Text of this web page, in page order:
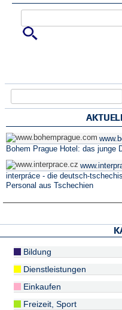
Bohem Prague Hotel: das junge
interpráce - die deutsch-
Personal aus Tschechien
Bildung
Dienstleistungen
Einkaufen
Freizeit, Sport